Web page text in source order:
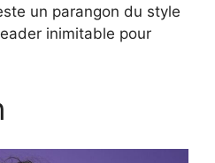
un parangon du style
inimitable pour